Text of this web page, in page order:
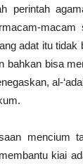
perintah
adat itu tidak
bahkan bisa
al-
mencium
kiai